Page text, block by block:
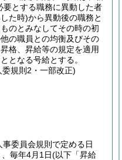
要とする職務に異動した者
た時)から異動後の職務と
のとみなしてその時の初
の職員との均衡及びその
格、昇給等の規定を適用
となる号給とする。
規則2・一部改正)
事委員会規則で定める日
毎年4月1日(以下「昇給